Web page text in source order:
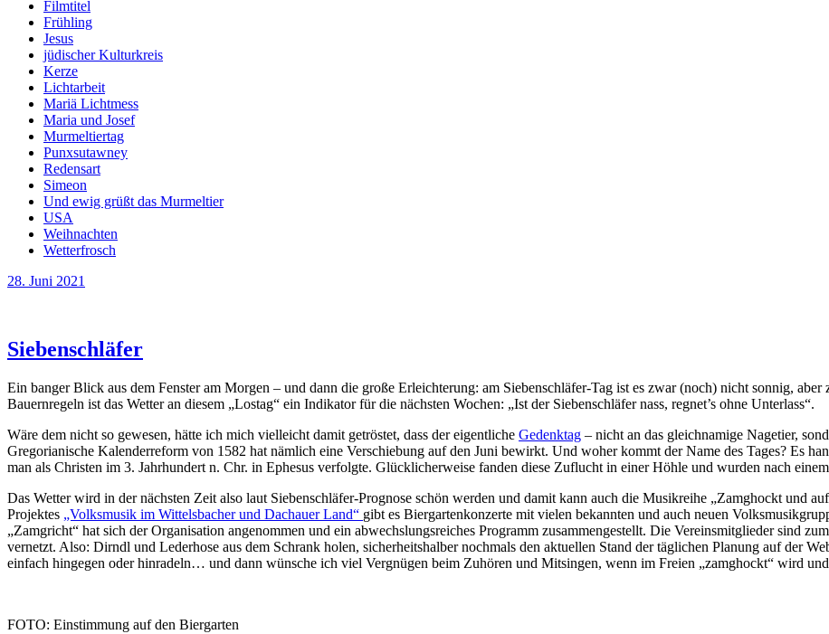
Filmtitel
Frühling
Jesus
jüdischer Kulturkreis
Kerze
Lichtarbeit
Mariä Lichtmess
Maria und Josef
Murmeltiertag
Punxsutawney
Redensart
Simeon
Und ewig grüßt das Murmeltier
USA
Weihnachten
Wetterfrosch
28. Juni 2021
Siebenschläfer
Ein banger Blick aus dem Fenster am Morgen – und dann die große Erleichterung: am Siebenschläfer-Tag ist es zwar (noch) nicht sonnig,
Bauernregeln ist das Wetter an diesem „Lostag“ ein Indikator für die nächsten Wochen: „Ist der Siebenschläfer nass, regnet’s ohne Unterlass“.
Wäre dem nicht so gewesen, hätte ich mich vielleicht damit getröstet, dass der eigentliche Gedenktag – nicht an das gleichnamige Nagetier,
Gregorianische Kalenderreform von 1582 hat nämlich eine Verschiebung auf den Juni bewirkt. Und woher kommt der Name des Tages? Es
man als Christen im 3. Jahrhundert n. Chr. in Ephesus verfolgte. Glücklicherweise fanden diese Zuflucht in einer Höhle und wurden nach
Das Wetter wird in der nächsten Zeit also laut Siebenschläfer-Prognose schön werden und damit kann auch die Musikreihe „Zamghockt und
Projektes „Volksmusik im Wittelsbacher und Dachauer Land“ gibt es Biergartenkonzerte mit vielen bekannten und auch neuen
„Zamgricht“ hat sich der Organisation angenommen und ein abwechslungsreiches Programm zusammengestellt. Die Vereinsmitglieder sind
vernetzt. Also: Dirndl und Lederhose aus dem Schrank holen, sicherheitshalber nochmals den aktuellen Stand der täglichen Planung auf der
einfach hingegen oder hinradeln… und dann wünsche ich viel Vergnügen beim Zuhören und Mitsingen, wenn im Freien „zamghockt“ wird
FOTO: Einstimmung auf den Biergarten